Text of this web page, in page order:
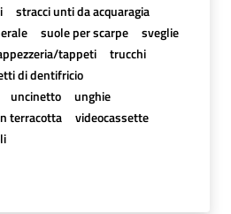
stracci unti da acquaragia
suole per scarpe
sveglie
tappeti
trucchi
di dentifricio
uncinetto
unghie
terracotta
videocassette